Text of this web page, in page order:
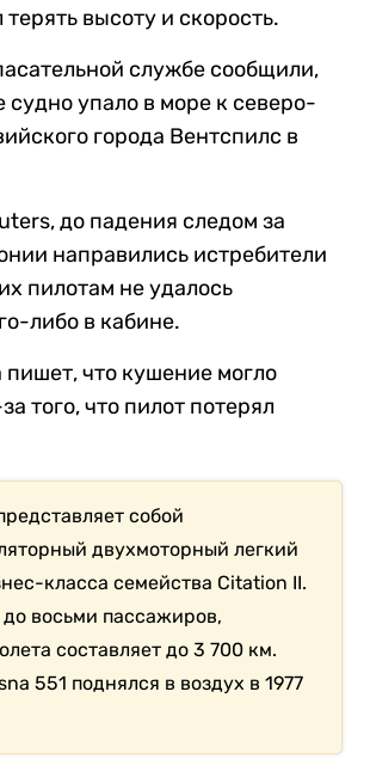
высоту и скорость.
службе сообщили,
судно упало в море к северо-
города Вентспилс в
до падения следом за
направились истребители
пилотам не удалось
либо в кабине.
пишет, что кушение могло
того, что пилот потерял
собой
двухмоторный легкий
класса семейства Citation II.
восьми пассажиров,
составляет до 3 700 км.
551 поднялся в воздух в 1977